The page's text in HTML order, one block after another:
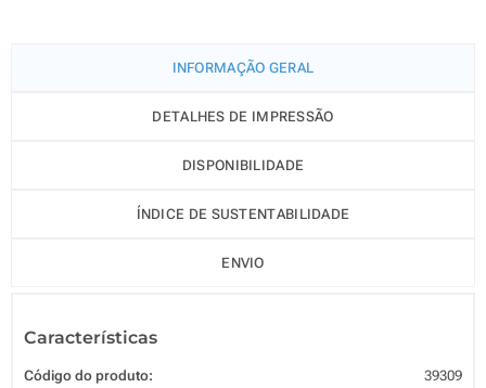
INFORMAÇÃO GERAL
DETALHES DE IMPRESSÃO
DISPONIBILIDADE
ÍNDICE DE SUSTENTABILIDADE
ENVIO
Características
Código do produto: 39309